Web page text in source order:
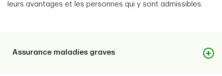
leurs avantages et les personnes qui y sont admissibles.
Assurance maladies graves